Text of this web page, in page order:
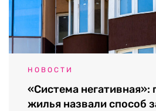
НОВОСТИ
«Система негативная»:
жилья назвали способ